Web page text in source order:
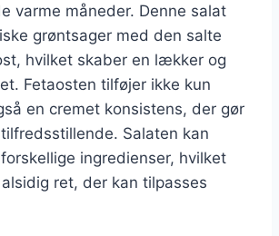
varme måneder. Denne salat
grøntsager med den salte
hvilket skaber en lækker og
Fetaosten tilføjer ikke kun
en cremet konsistens, der gør
Salaten kan
ingredienser, hvilket
ret, der kan tilpasses